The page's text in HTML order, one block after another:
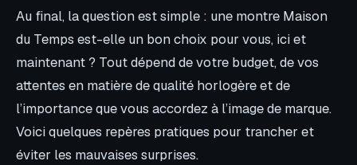
Au final, la question est simple : une montre Maison
du Temps est-elle un bon choix pour vous, ici et
maintenant ? Tout dépend de votre budget, de vos
attentes en matière de qualité horlogère et de
l’importance que vous accordez à l’image de marque.
Voici quelques repères pratiques pour trancher et
éviter les mauvaises surprises.